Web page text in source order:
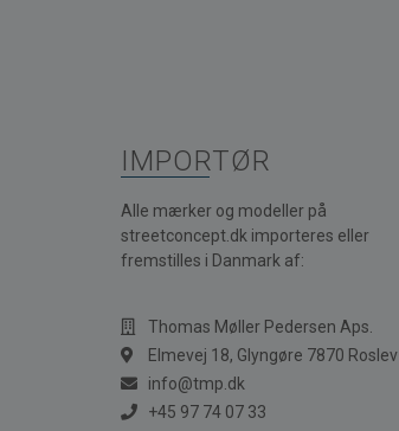
IMPORTØR
Alle mærker og modeller på
streetconcept.dk importeres eller
fremstilles i Danmark af:
Thomas Møller Pedersen Aps.
Elmevej 18, Glyngøre 7870 Roslev
info@tmp.dk
+45 97 74 07 33